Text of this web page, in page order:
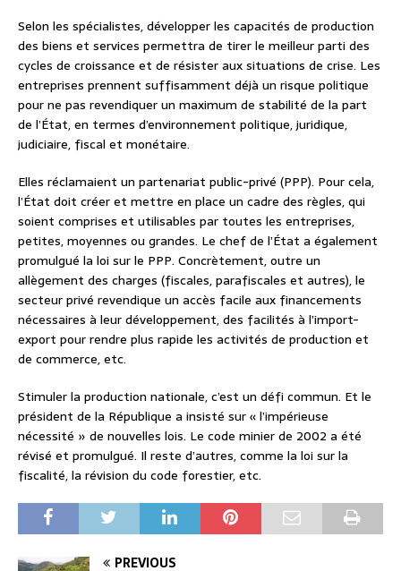
Selon les spécialistes, développer les capacités de production
des biens et services permettra de tirer le meilleur parti des
cycles de croissance et de résister aux situations de crise. Les
entreprises prennent suffisamment déjà un risque politique
pour ne pas revendiquer un maximum de stabilité de la part
de l’État, en termes d’environnement politique, juridique,
judiciaire, fiscal et monétaire.
Elles réclamaient un partenariat public-privé (PPP). Pour cela,
l’État doit créer et mettre en place un cadre des règles, qui
soient comprises et utilisables par toutes les entreprises,
petites, moyennes ou grandes. Le chef de l’État a également
promulgué la loi sur le PPP. Concrètement, outre un
allègement des charges (fiscales, parafiscales et autres), le
secteur privé revendique un accès facile aux financements
nécessaires à leur développement, des facilités à l’import-
export pour rendre plus rapide les activités de production et
de commerce, etc.
Stimuler la production nationale, c’est un défi commun. Et le
président de la République a insisté sur « l’impérieuse
nécessité » de nouvelles lois. Le code minier de 2002 a été
révisé et promulgué. Il reste d’autres, comme la loi sur la
fiscalité, la révision du code forestier, etc.
PREVIOUS